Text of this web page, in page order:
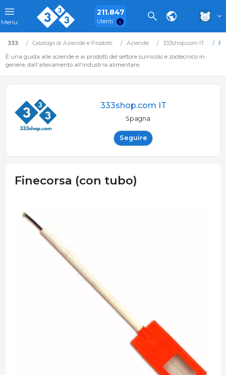
Menu
211.847
Utenti
333 Catalogo di Aziende e Prodotti Aziende 333shop.com IT
È una guida alle aziende e ai prodotti del settore suinicolo e zootecnico in
genere, dall'allevamento all'industria alimentare.
333shop.com IT
Spagna
Seguire
Finecorsa (con tubo)